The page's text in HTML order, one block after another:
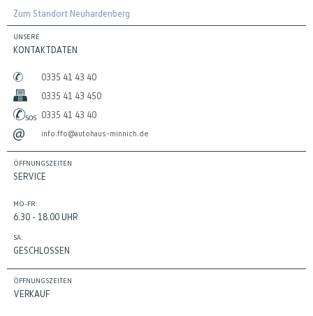
Zum Standort Neuhardenberg
UNSERE
KONTAKTDATEN
0335 41 43 40
0335 41 43 450
0335 41 43 40
info.ffo@autohaus-minnich.de
ÖFFNUNGSZEITEN
SERVICE
MO-FR:
6.30 - 18.00 UHR
SA:
GESCHLOSSEN
ÖFFNUNGSZEITEN
VERKAUF